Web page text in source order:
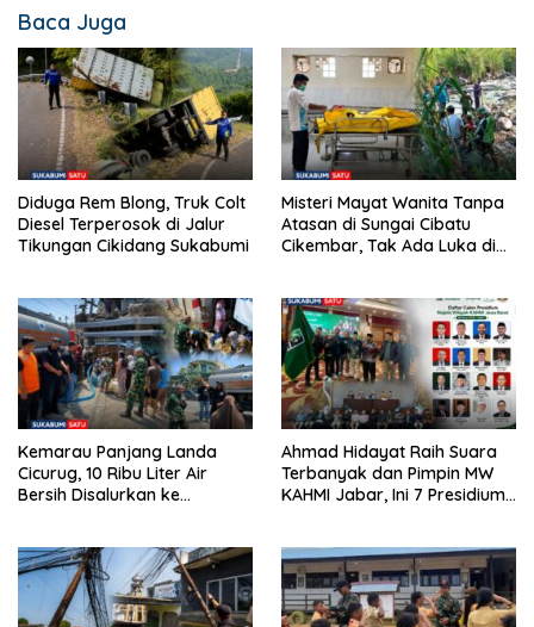
Baca Juga
Diduga Rem Blong, Truk Colt
Diesel Terperosok di Jalur
Tikungan Cikidang Sukabumi
Misteri Mayat Wanita Tanpa
Atasan di Sungai Cibatu
Cikembar, Tak Ada Luka di
Kemarau Panjang Landa
Cicurug, 10 Ribu Liter Air
Bersih Disalurkan ke
Ahmad Hidayat Raih Suara
Terbanyak dan Pimpin MW
KAHMI Jabar, Ini 7 Presidium